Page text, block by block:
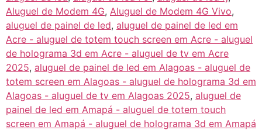
Aluguel de Modem 4G, Aluguel de Modem 4G Vivo,
aluguel de painel de led, aluguel de painel de led em
Acre - aluguel de totem touch screen em Acre - aluguel
de holograma 3d em Acre - aluguel de tv em Acre
2025, aluguel de painel de led em Alagoas - aluguel de
totem screen em Alagoas - aluguel de holograma 3d em
Alagoas - aluguel de tv em Alagoas 2025, aluguel de
painel de led em Amapá - aluguel de totem touch
screen em Amapá - aluguel de holograma 3d em Amapá